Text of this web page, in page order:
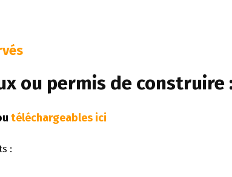
ou permis de construire
téléchargeables ici
: